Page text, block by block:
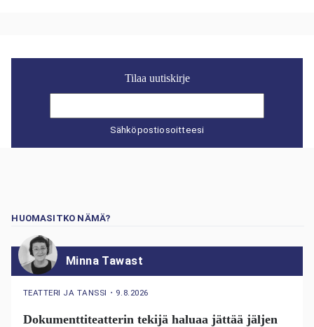
Tilaa uutiskirje
Sähköpostiosoitteesi
HUOMASITKO NÄMÄ?
Minna Tawast
TEATTERI JA TANSSI ・ 9.8.2026
Dokumenttiteatterin tekijä haluaa jättää jäljen